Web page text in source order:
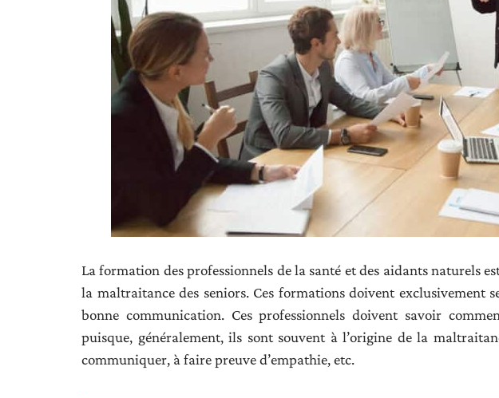
La formation des professionnels de la santé et des aidants naturels
la maltraitance des seniors. Ces formations doivent exclusivement
bonne communication. Ces professionnels doivent savoir
puisque, généralement, ils sont souvent à l’origine de la
communiquer, à faire preuve d’empathie, etc.